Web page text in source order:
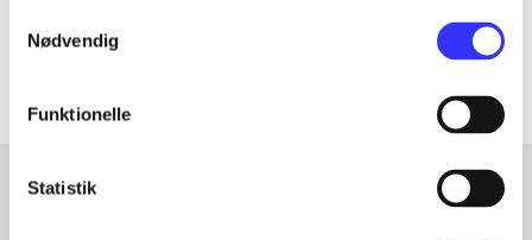
Nødvendig
Funktionelle
Statistik
Artiklerne i